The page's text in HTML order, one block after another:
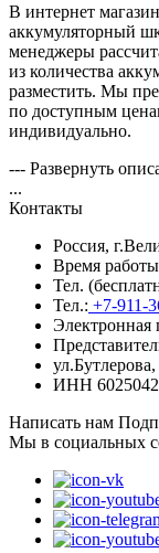
В интернет
аккумуляторный
менеджеры
из количества
разместить. Мы
по доступным
индивидуально.
--- Развернуть
...
Контакты
Россия,
Время
Тел.
Тел.: +7-911-
Электронная
ИНН
Написать нам
Мы в социальных